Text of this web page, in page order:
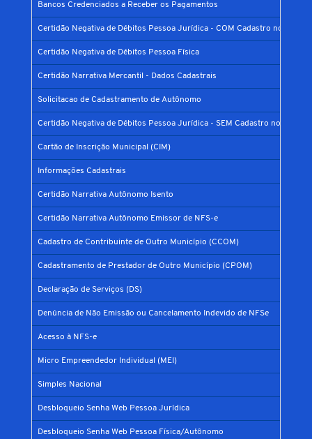
Bancos Credenciados a Receber os Pagamentos
Certidão Negativa de Débitos Pessoa Jurídica - COM Cadastro no
Certidão Negativa de Débitos Pessoa Física
Certidão Narrativa Mercantil - Dados Cadastrais
Solicitacao de Cadastramento de Autônomo
Certidão Negativa de Débitos Pessoa Jurídica - SEM Cadastro no
Cartão de Inscrição Municipal (CIM)
Informações Cadastrais
Certidão Narrativa Autônomo Isento
Certidão Narrativa Autônomo Emissor de NFS-e
Cadastro de Contribuinte de Outro Município (CCOM)
Cadastramento de Prestador de Outro Município (CPOM)
Declaração de Serviços (DS)
Denúncia de Não Emissão ou Cancelamento Indevido de NFSe
Acesso à NFS-e
Micro Empreendedor Individual (MEI)
Simples Nacional
Desbloqueio Senha Web Pessoa Jurídica
Desbloqueio Senha Web Pessoa Física/Autônomo